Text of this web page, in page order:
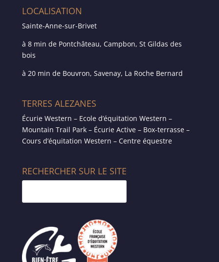
LOCALISATION
Sainte-Anne-sur-Brivet
à 8 min de Pontchâteau, Campbon, St Gildas des
bois
à 20 min de Bouvron, Savenay, La Roche Bernard
TERRES ALEZANES
Écurie Western – Ecole d’équitation Western –
Mountain Trail Park – Écurie Active – Box-terrasse –
Cours d’équitation Western – Centre équestre
RECHERCHER SUR LE SITE